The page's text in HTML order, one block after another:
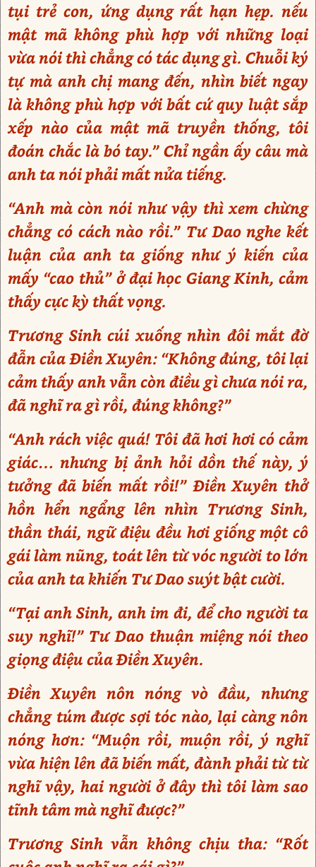
tụi trẻ con, ứng dụng rất hạn hẹp. nếu
mật mã không phù hợp với những loại
vừa nói thì chẳng có tác dụng gì. Chuỗi ký
tự mà anh chị mang đến, nhìn biết ngay
là không phù hợp với bất cứ quy luật sắp
xếp nào của mật mã truyền thống, tôi
đoán chắc là bó tay.” Chỉ ngần ấy câu mà
anh ta nói phải mất nửa tiếng.
“Anh mà còn nói như vậy thì xem chừng
chẳng có cách nào rồi.” Tư Dao nghe kết
luận của anh ta giống như ý kiến của
mấy “cao thủ” ở đại học Giang Kinh, cảm
thấy cực kỳ thất vọng.
Trương Sinh cúi xuống nhìn đôi mắt đờ
đẫn của Điền Xuyên: “Không đúng, tôi lại
cảm thấy anh vẫn còn điều gì chưa nói ra,
đã nghĩ ra gì rồi, đúng không?”
“Anh rách việc quá! Tôi đã hơi hơi có cảm
giác… nhưng bị ảnh hỏi dồn thế này, ý
tưởng đã biến mất rồi!” Điền Xuyên thở
hồn hển ngẩng lên nhìn Trương Sinh,
thần thái, ngữ điệu đều hơi giống một cô
gái làm nũng, toát lên từ vóc người to lớn
của anh ta khiến Tư Dao suýt bật cười.
“Tại anh Sinh, anh im đi, để cho người ta
suy nghĩ!” Tư Dao thuận miệng nói theo
giọng điệu của Điền Xuyên.
Điền Xuyên nôn nóng vò đầu, nhưng
chẳng túm được sợi tóc nào, lại càng nôn
nóng hơn: “Muộn rồi, muộn rồi, ý nghĩ
vừa hiện lên đã biến mất, đành phải từ từ
nghĩ vậy, hai người ở đây thì tôi làm sao
tĩnh tâm mà nghĩ được?”
Trương Sinh vẫn không chịu tha: “Rốt